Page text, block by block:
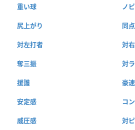
重い球 ノビ
尻上がり 同
対左打者 対
奪三振 対
援護 豪
安定感 コ
威圧感 対